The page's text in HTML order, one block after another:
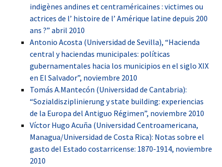
indigènes andines et centraméricaines : victimes ou
actrices de l’ histoire de l’ Amérique latine depuis 200
ans ?” abril 2010
Antonio Acosta (Universidad de Sevilla), “Hacienda
central y haciendas municipales: políticas
gubernamentales hacia los municipios en el siglo XIX
en El Salvador”, noviembre 2010
Tomás A.Mantecón (Universidad de Cantabria):
“Sozialdisziplinierung y state building: experiencias
de la Europa del Antiguo Régimen”, noviembre 2010
Víctor Hugo Acuña (Universidad Centroamericana,
Managua/Universidad de Costa Rica): Notas sobre el
gasto del Estado costarricense: 1870-1914, noviembre
2010